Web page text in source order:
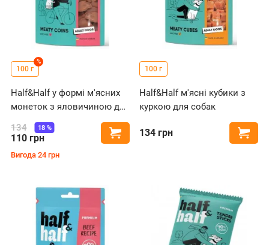
100 г
%
Half&Half у формі м'ясних
монеток з яловичиною для
собак
134
110 грн
18%
Купити
Вигода 24 грн
100 г
Half&Half м'ясні кубики з
куркою для собак
134 грн